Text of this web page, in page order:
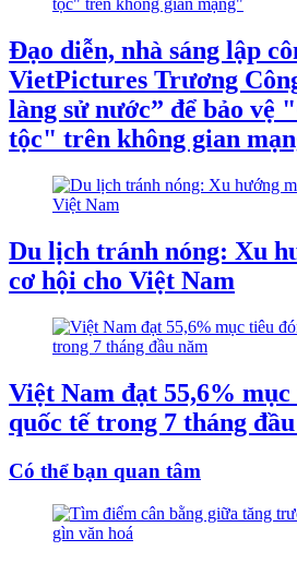
Đạo diễn, nhà sáng lập
VietPictures Trương
làng sử nước” để bảo vệ
tộc" trên không gian
Du lịch tránh nóng: Xu
cơ hội cho Việt Nam
Việt Nam đạt 55,6%
quốc tế trong 7 tháng
Có thể bạn quan tâm